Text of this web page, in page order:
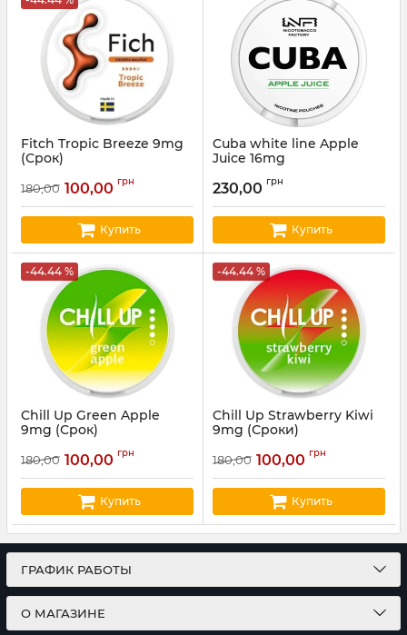
Fitch Tropic Breeze 9mg
(Срок)
180,00 100,00 грн
Купить
Cuba white line Apple
Juice 16mg
230,00 грн
Купить
-44.44 %
Chill Up Green Apple
9mg (Срок)
180,00 100,00 грн
Купить
-44.44 %
Chill Up Strawberry Kiwi
9mg (Сроки)
180,00 100,00 грн
Купить
ГРАФИК РАБОТЫ
О МАГАЗИНЕ